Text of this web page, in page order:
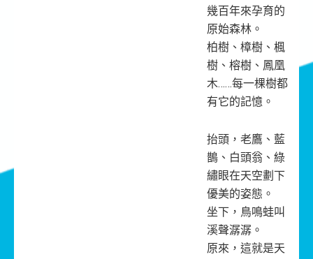
幾百年來孕育的
原始森林。
柏樹、樟樹、楓
樹、榕樹、鳳凰
木……每一棵樹都
有它的記憶。
抬頭，老鷹、藍
鵲、白頭翁、綠
繡眼在天空劃下
優美的姿態。
坐下，鳥鳴蛙叫
溪聲潺潺。
原來，這就是天